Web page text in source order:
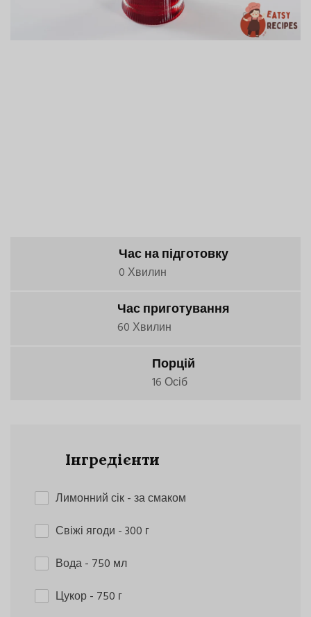
Час на підготовку
0 Хвилин
Час приготування
60 Хвилин
Порцій
16 Осіб
Інгредієнти
Лимонний сік- за смаком
Свіжі ягоди - 300 г
Вода- 750 мл
Цукор- 750 г